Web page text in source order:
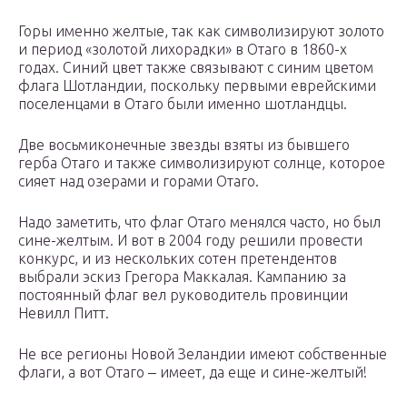
Горы именно желтые, так как символизируют золото
и период «золотой лихорадки» в Отаго в 1860-х
годах. Синий цвет также связывают с синим цветом
флага Шотландии, поскольку первыми еврейскими
поселенцами в Отаго были именно шотландцы.
Две восьмиконечные звезды взяты из бывшего
герба Отаго и также символизируют солнце, которое
сияет над озерами и горами Отаго.
Надо заметить, что флаг Отаго менялся часто, но был
сине-желтым. И вот в 2004 году решили провести
конкурс, и из нескольких сотен претендентов
выбрали эскиз Грегора Маккалая. Кампанию за
постоянный флаг вел руководитель провинции
Невилл Питт.
Не все регионы Новой Зеландии имеют собственные
флаги, а вот Отаго ‒ имеет, да еще и сине-желтый!